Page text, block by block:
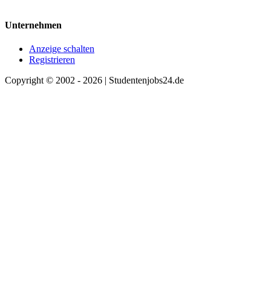
Unternehmen
Anzeige schalten
Registrieren
Copyright © 2002 - 2026 | Studentenjobs24.de